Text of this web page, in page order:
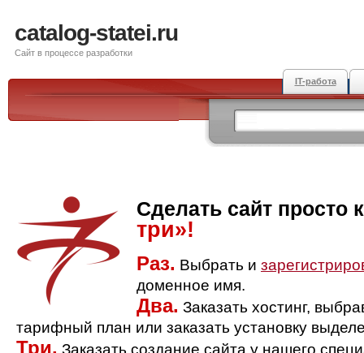
catalog-statei.ru
Сайт в процессе разработки
IT-работа
Сделать сайт просто
три»!
Раз. Выбрать и
доменное имя.
Два. Заказать хостинг,
тарифный план или заказать установку
Три. Заказать создание сайта у нашего